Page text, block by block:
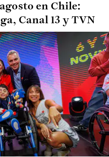
en Chile:
Canal 13 y TVN